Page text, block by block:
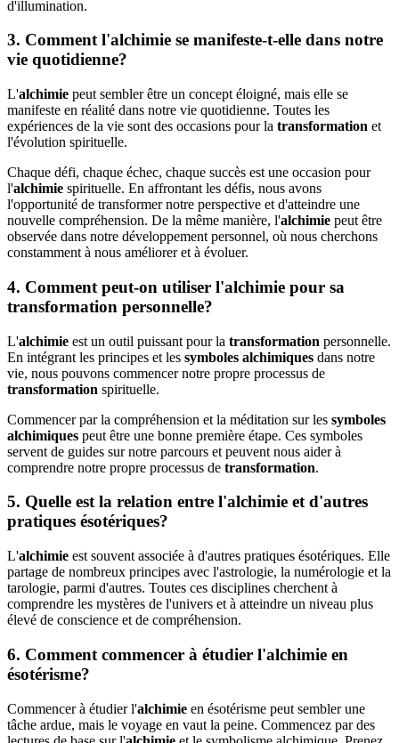
d'illumination.
3. Comment l'alchimie se manifeste-t-elle dans notre
vie quotidienne?
L'alchimie peut sembler être un concept éloigné, mais elle se
manifeste en réalité dans notre vie quotidienne. Toutes les
expériences de la vie sont des occasions pour la transformation et
l'évolution spirituelle.
Chaque défi, chaque échec, chaque succès est une occasion pour
l'alchimie spirituelle. En affrontant les défis, nous avons
l'opportunité de transformer notre perspective et d'atteindre une
nouvelle compréhension. De la même manière, l'alchimie peut être
observée dans notre développement personnel, où nous cherchons
constamment à nous améliorer et à évoluer.
4. Comment peut-on utiliser l'alchimie pour sa
transformation personnelle?
L'alchimie est un outil puissant pour la transformation personnelle.
En intégrant les principes et les symboles alchimiques dans notre
vie, nous pouvons commencer notre propre processus de
transformation spirituelle.
Commencer par la compréhension et la méditation sur les symboles
alchimiques peut être une bonne première étape. Ces symboles
servent de guides sur notre parcours et peuvent nous aider à
comprendre notre propre processus de transformation.
5. Quelle est la relation entre l'alchimie et d'autres
pratiques ésotériques?
L'alchimie est souvent associée à d'autres pratiques ésotériques. Elle
partage de nombreux principes avec l'astrologie, la numérologie et la
tarologie, parmi d'autres. Toutes ces disciplines cherchent à
comprendre les mystères de l'univers et à atteindre un niveau plus
élevé de conscience et de compréhension.
6. Comment commencer à étudier l'alchimie en
ésotérisme?
Commencer à étudier l'alchimie en ésotérisme peut sembler une
tâche ardue, mais le voyage en vaut la peine. Commencez par des